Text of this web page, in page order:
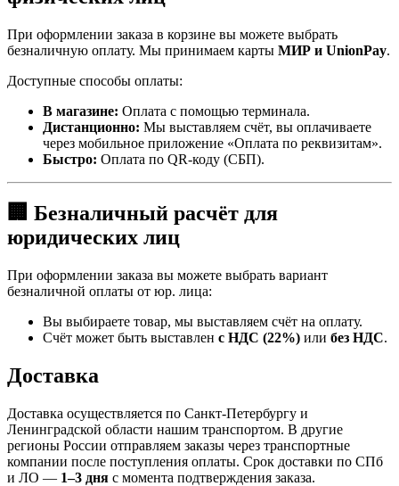
При оформлении заказа в корзине вы можете выбрать
безналичную оплату. Мы принимаем карты МИР и UnionPay.
Доступные способы оплаты:
В магазине: Оплата с помощью терминала.
Дистанционно: Мы выставляем счёт, вы оплачиваете
через мобильное приложение «Оплата по реквизитам».
Быстро: Оплата по QR-коду (СБП).
🏢 Безналичный расчёт для
юридических лиц
При оформлении заказа вы можете выбрать вариант
безналичной оплаты от юр. лица:
Вы выбираете товар, мы выставляем счёт на оплату.
Счёт может быть выставлен с НДС (22%) или без НДС.
Доставка
Доставка осуществляется по Санкт-Петербургу и
Ленинградской области нашим транспортом. В другие
регионы России отправляем заказы через транспортные
компании после поступления оплаты. Срок доставки по СПб
и ЛО — 1–3 дня с момента подтверждения заказа.